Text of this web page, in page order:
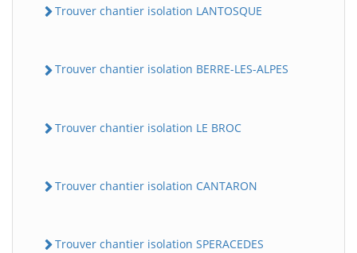
Trouver chantier isolation LANTOSQUE
Trouver chantier isolation BERRE-LES-ALPES
Trouver chantier isolation LE BROC
Trouver chantier isolation CANTARON
Trouver chantier isolation SPERACEDES